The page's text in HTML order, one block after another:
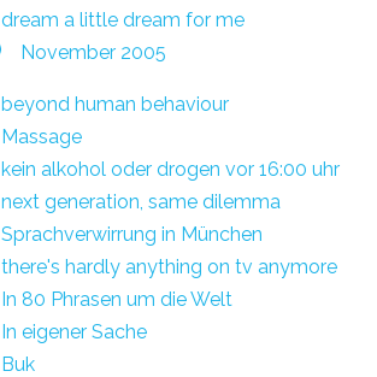
dream a little dream for me
November 2005
beyond human behaviour
Massage
kein alkohol oder drogen vor 16:00 uhr
next generation, same dilemma
Sprachverwirrung in München
there's hardly anything on tv anymore
In 80 Phrasen um die Welt
In eigener Sache
Buk